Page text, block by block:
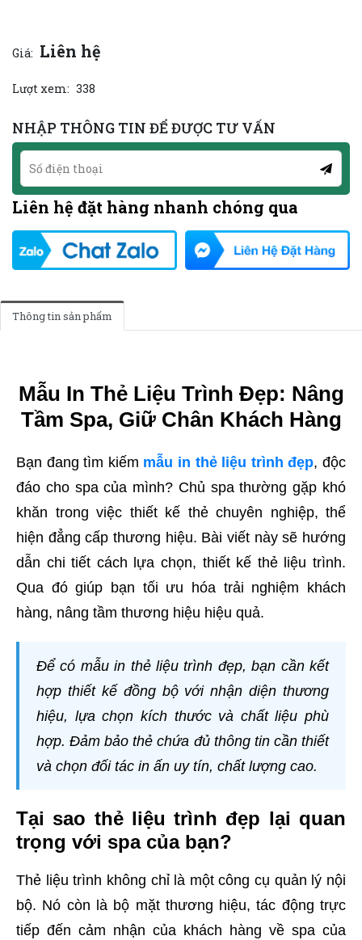
Giá: Liên hệ
Lượt xem: 338
NHẬP THÔNG TIN ĐỂ ĐƯỢC TƯ VẤN
Liên hệ đặt hàng nhanh chóng qua
Thông tin sản phẩm
Mẫu In Thẻ Liệu Trình Đẹp: Nâng
Tầm Spa, Giữ Chân Khách Hàng
Bạn đang tìm kiếm mẫu in thẻ liệu trình đẹp, độc
đáo cho spa của mình? Chủ spa thường gặp khó
khăn trong việc thiết kế thẻ chuyên nghiệp, thể
hiện đẳng cấp thương hiệu. Bài viết này sẽ hướng
dẫn chi tiết cách lựa chọn, thiết kế thẻ liệu trình.
Qua đó giúp bạn tối ưu hóa trải nghiệm khách
hàng, nâng tầm thương hiệu hiệu quả.
Để có mẫu in thẻ liệu trình đẹp, bạn cần kết
hợp thiết kế đồng bộ với nhận diện thương
hiệu, lựa chọn kích thước và chất liệu phù
hợp. Đảm bảo thẻ chứa đủ thông tin cần thiết
và chọn đối tác in ấn uy tín, chất lượng cao.
Tại sao thẻ liệu trình đẹp lại quan
trọng với spa của bạn?
Thẻ liệu trình không chỉ là một công cụ quản lý nội
bộ. Nó còn là bộ mặt thương hiệu, tác động trực
tiếp đến cảm nhận của khách hàng về spa của